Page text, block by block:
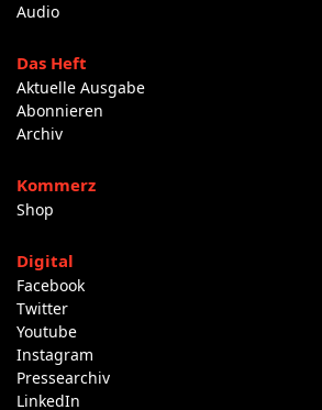
Audio
Das Heft
Aktuelle Ausgabe
Abonnieren
Archiv
Kommerz
Shop
Digital
Facebook
Twitter
Youtube
Instagram
Pressearchiv
LinkedIn